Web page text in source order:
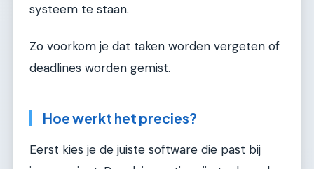
systeem te staan.
Zo voorkom je dat taken worden vergeten of
deadlines worden gemist.
Hoe werkt het precies?
Eerst kies je de juiste software die past bij